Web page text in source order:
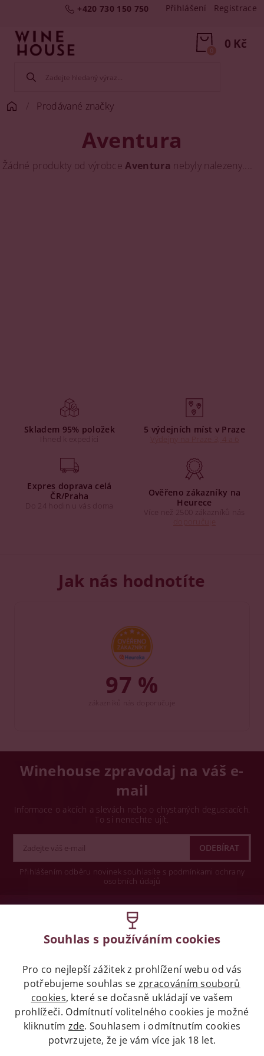
+420 730 150 750 Přihlášení Registrace
0 Kč
0
Prodávané značky
Aventura
Žádné produkty od výrobceAventura nebyly nalezeny....
Skladem 95% položek
Ihned k expedici
5 výdejních míst v Praze
Expres doprava celá
ČR/Praha
Do 24 hodin u vás doma
Ověřeno zákazníky na
Heurece
Více než 2500 zákazníků nás
Jak nás hodnotíte
97 %
Winehouse zpravodaj na váš e-
mail
Informace o akcích a slevách nebo o chystaných degustacích.
To si nenechte ujít.
Přihlášením odběru novinek souhlasíte s podmínkami ochrany
osobních údajů
Legislativa
Zákaz prodeje alkoholických nápojů osobám
mladších 18 let.
Naše služby
Souhlas s používáním cookies
Pro co nejlepší zážitek z prohlížení webu od vás
potřebujeme souhlas se zpracováním souborů
cookies, které se dočasně ukládají ve vašem
prohlížeči. Odmítnutí volitelného cookies je možné
kliknutím zde. Souhlasem i odmítnutím cookies
potvrzujete, že je vám více jak 18 let.